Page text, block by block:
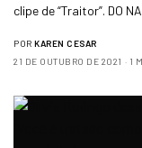
clipe de “Traitor”. DO
POR KAREN CESAR
21 DE OUTUBRO DE 2021
1